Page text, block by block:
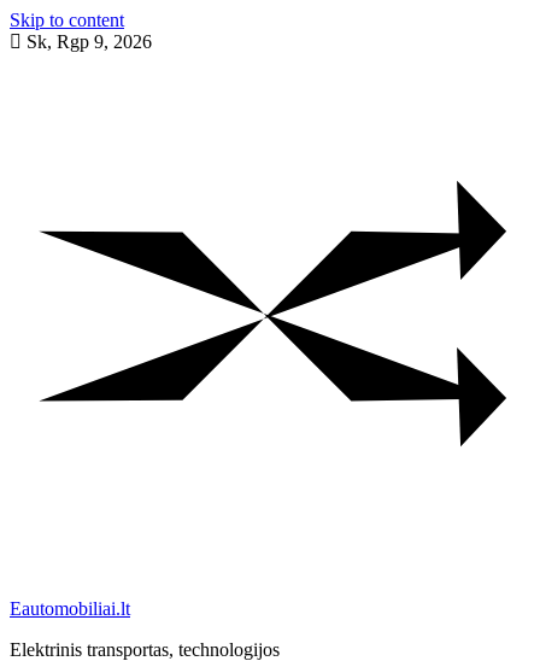
Skip to content
Sk, Rgp 9, 2026
Eautomobiliai.lt
Elektrinis transportas, technologijos